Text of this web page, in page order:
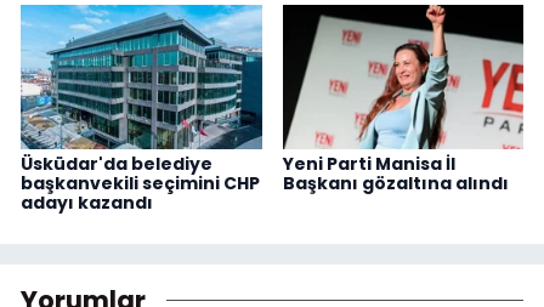
Üsküdar'da belediye
başkanvekili seçimini CHP
adayı kazandı
Yeni Parti Manisa İl
Başkanı gözaltına alındı